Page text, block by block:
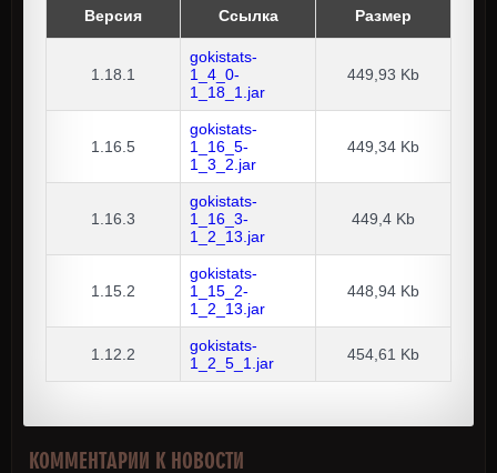
Версия Ссылка Размер
1.18.1
gokistats-
1_4_0-
1_18_1.jar
449,93 Kb
1.16.5
gokistats-
1_16_5-
1_3_2.jar
449,34 Kb
1.16.3
gokistats-
1_16_3-
1_2_13.jar
449,4 Kb
1.15.2
gokistats-
1_15_2-
1_2_13.jar
448,94 Kb
1.12.2
gokistats-
1_2_5_1.jar
454,61 Kb
КОММЕНТАРИИ К НОВОСТИ